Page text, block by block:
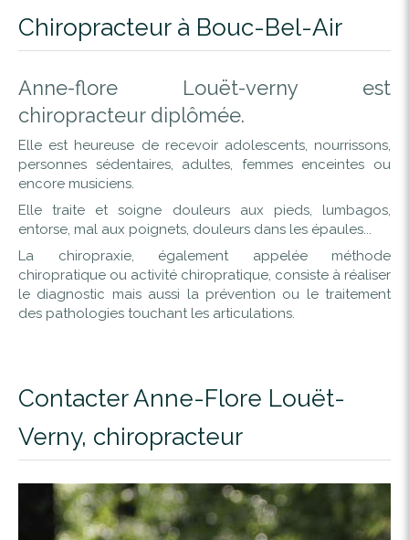
Chiropracteur à Bouc-Bel-Air
Anne-flore Louët-verny est
chiropracteur diplômée.
Elle est heureuse de recevoir adolescents, nourrissons,
personnes sédentaires, adultes, femmes enceintes ou
encore musiciens.
Elle traite et soigne douleurs aux pieds, lumbagos,
entorse, mal aux poignets, douleurs dans les épaules...
La chiropraxie, également appelée méthode
chiropratique ou activité chiropratique, consiste à réaliser
le diagnostic mais aussi la prévention ou le traitement
des pathologies touchant les articulations.
Contacter Anne-Flore Louët-
Verny, chiropracteur